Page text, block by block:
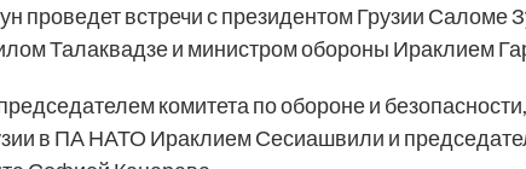
проведет встречи с президентом Грузии Саломе
Талаквадзе и министром обороны Ираклием
комитета по обороне и
в ПА НАТО Ираклием Сесиашвили и